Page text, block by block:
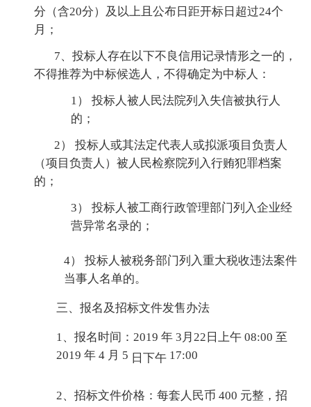
分（含20分）及以上且公布日距开标日超过24个
月；
7、投标人存在以下不良信用记录情形之一的，
不得推荐为中标候选人，不得确定为中标人：
1） 投标人被人民法院列入失信被执行人
的；
2） 投标人或其法定代表人或拟派项目负责人
（项目负责人）被人民检察院列入行贿犯罪档案
的；
3） 投标人被工商行政管理部门列入企业经
营异常名录的；
4） 投标人被税务部门列入重大税收违法案件
当事人名单的。
三、报名及招标文件发售办法
1、报名时间：2019 年 3月22日上午 08:00 至
2019 年 4 月 5 日下午17:00
2、招标文件价格：每套人民币 400 元整，招